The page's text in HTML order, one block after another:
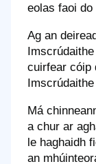
eolas faoi do
Ag an
cuirfear cóip
Má
a chur ar
le haghaidh
an